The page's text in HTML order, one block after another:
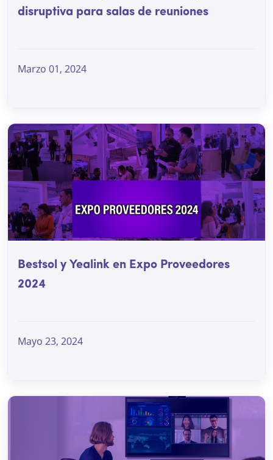
disruptiva para salas de reuniones
Marzo 01, 2024
Bestsol y Yealink en Expo Proveedores
2024
Mayo 23, 2024